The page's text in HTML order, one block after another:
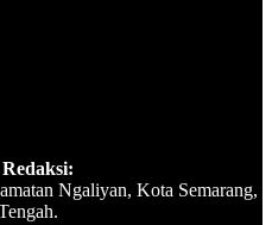
Ngaliyan, Kota Semarang,